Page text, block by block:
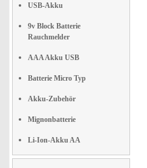
USB-Akku
9v Block Batterie
Rauchmelder
AAA Akku USB
Batterie Micro Typ
Akku-Zubehör
Mignonbatterie
Li-Ion-Akku AA